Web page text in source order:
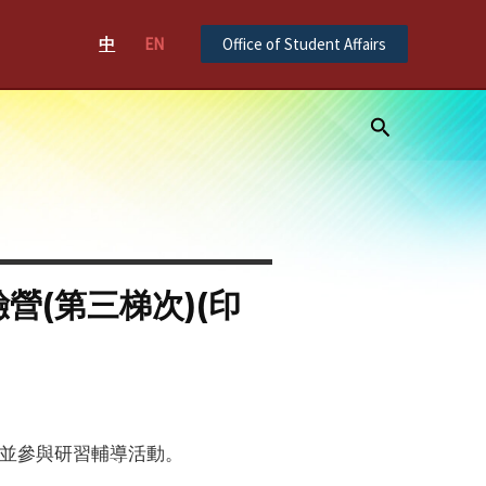
中 EN Office of Student Affairs
Search
(第三梯次)(印
與研習輔導活動。